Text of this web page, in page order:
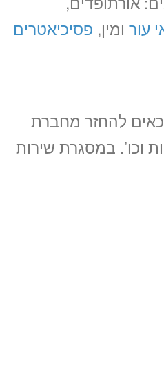
עור ומין, פסיכיאטרים
להחזר מחברת
וכו’. במסגרת שירות